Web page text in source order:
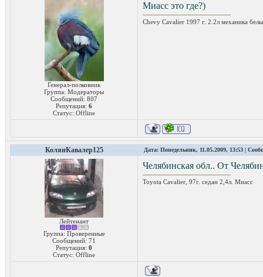
Генерал-полковник
Группа: Модераторы
Сообщений: 807
Репутация: 6
Статус: Offline
Миасс это где?)
Chevy Cavalier 1997 г. 2.2л механика
КолянКавалер125 Дата: Понедельник, 11.05.2009, 13:53 |
Лейтенант
Группа: Проверенные
Сообщений: 71
Репутация: 0
Статус: Offline
Челябинская обл.. От
Toyota Cavalier, 97г. седан 2,4л. Миасс